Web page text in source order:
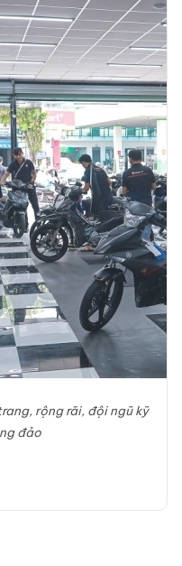
rộng rãi, đội ngũ kỹ
đảo